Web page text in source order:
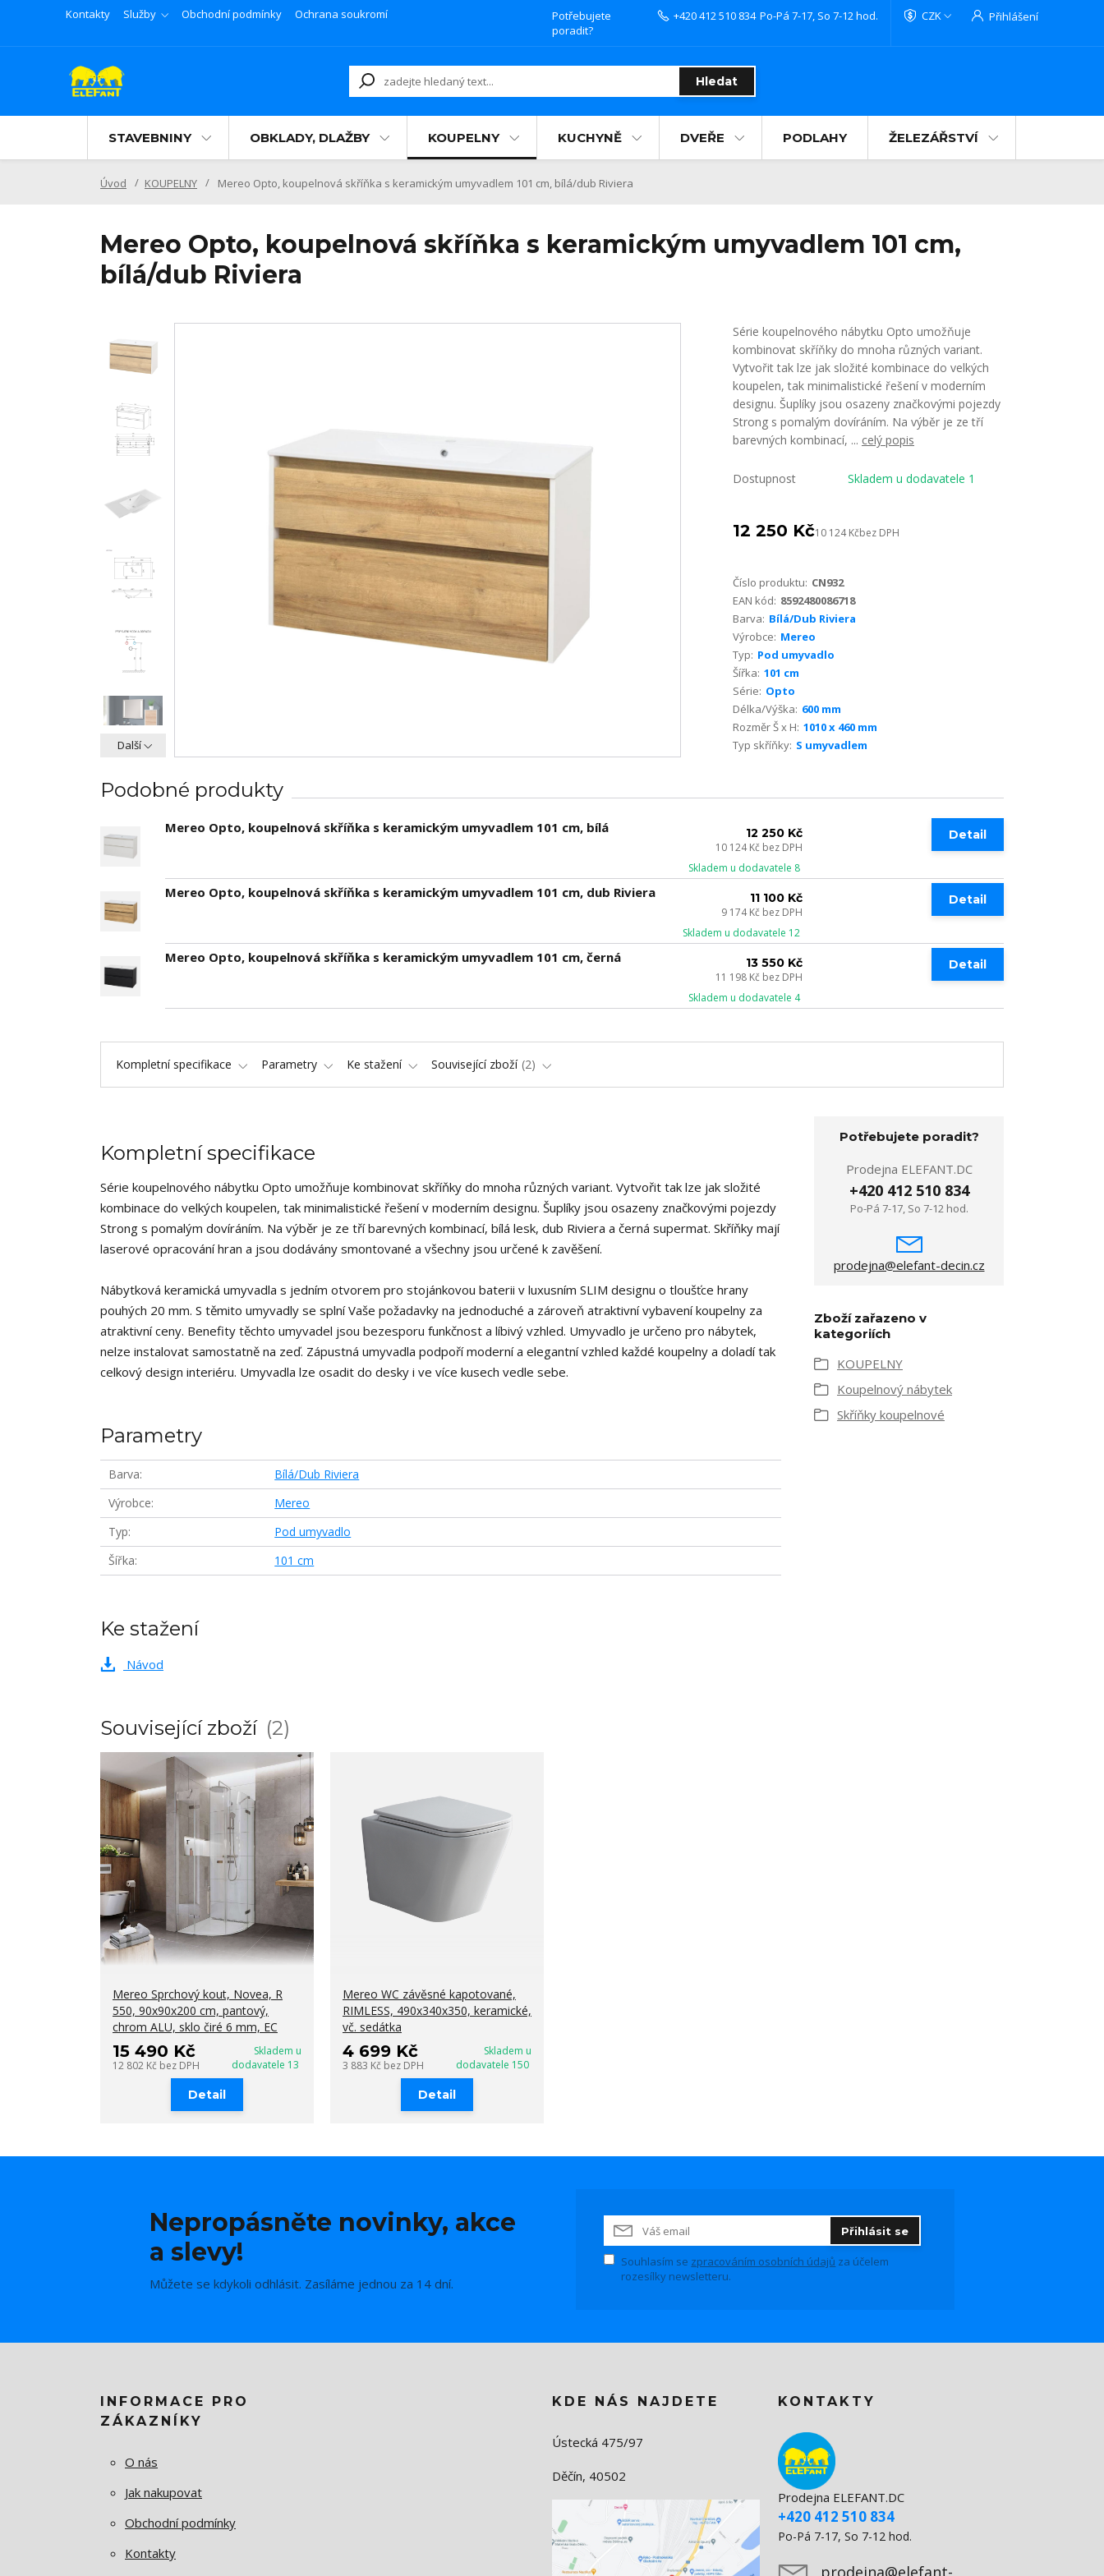
Kontakty Služby Obchodní podmínky Ochrana soukromí CZK Přihlášení
Hledat
Potřebujete
poradit?
+420 412 510 834 Po-Pá 7-17, So 7-12 hod.
STAVEBNINY OBKLADY, DLAŽBY KOUPELNY KUCHYNĚ DVEŘE PODLAHY ŽELEZÁŘSTVÍ
Úvod KOUPELNY Mereo Opto, koupelnová skříňka s keramickým umyvadlem 101 cm, bílá/dub Riviera
Mereo Opto, koupelnová skříňka s keramickým umyvadlem 101 cm,
bílá/dub Riviera
Další
Série koupelnového nábytku Opto umožňuje
kombinovat skříňky do mnoha různých variant.
Vytvořit tak lze jak složité kombinace do velkých
koupelen, tak minimalistické řešení v moderním
designu. Šuplíky jsou osazeny značkovými pojezdy
Strong s pomalým dovíráním. Na výběr je ze tří
barevných kombinací, ... celý popis
Dostupnost Skladem u dodavatele 1
12 250 Kč10 124 Kčbez DPH
Číslo produktu: CN932
EAN kód: 8592480086718
Barva: Bílá/Dub Riviera
Výrobce: Mereo
Typ: Pod umyvadlo
Šířka: 101 cm
Série: Opto
Délka/Výška: 600 mm
Rozměr Š x H: 1010 x 460 mm
Typ skříňky: S umyvadlem
Podobné produkty
Mereo Opto, koupelnová skříňka s keramickým umyvadlem 101 cm, bílá 12 250 Kč
10 124 Kč bez DPH
Skladem u dodavatele 8
Detail
Mereo Opto, koupelnová skříňka s keramickým umyvadlem 101 cm, dub Riviera 11 100 Kč
9 174 Kč bez DPH
Skladem u dodavatele 12
Detail
Mereo Opto, koupelnová skříňka s keramickým umyvadlem 101 cm, černá 13 550 Kč
11 198 Kč bez DPH
Skladem u dodavatele 4
Detail
Kompletní specifikace Parametry Ke stažení Související zboží 2
Kompletní specifikace
Série koupelnového nábytku Opto umožňuje kombinovat skříňky do mnoha různých variant. Vytvořit tak lze jak složité
kombinace do velkých koupelen, tak minimalistické řešení v moderním designu. Šuplíky jsou osazeny značkovými pojezdy
Strong s pomalým dovíráním. Na výběr je ze tří barevných kombinací, bílá lesk, dub Riviera a černá supermat. Skříňky mají
laserové opracování hran a jsou dodávány smontované a všechny jsou určené k zavěšení.
Nábytková keramická umyvadla s jedním otvorem pro stojánkovou baterii v luxusním SLIM designu o tloušťce hrany
pouhých 20 mm. S těmito umyvadly se splní Vaše požadavky na jednoduché a zároveň atraktivní vybavení koupelny za
atraktivní ceny. Benefity těchto umyvadel jsou bezesporu funkčnost a líbivý vzhled. Umyvadlo je určeno pro nábytek,
nelze instalovat samostatně na zeď. Zápustná umyvadla podpoří moderní a elegantní vzhled každé koupelny a doladí tak
celkový design interiéru. Umyvadla lze osadit do desky i ve více kusech vedle sebe.
Parametry
Barva
Bílá/Dub Riviera
Výrobce
Mereo
Typ
Pod umyvadlo
Šířka
101 cm
Potřebujete poradit?
Prodejna ELEFANT.DC
+420 412 510 834
Po-Pá 7-17, So 7-12 hod.
prodejna@elefant-decin.cz
Zboží zařazeno v
kategoriích
KOUPELNY
Koupelnový nábytek
Skříňky koupelnové
Ke stažení
Návod
Související zboží 2
Mereo Sprchový kout, Novea, R
550, 90x90x200 cm, pantový,
chrom ALU, sklo čiré 6 mm, EC
15 490 Kč
12 802 Kč bez DPH
Skladem u
dodavatele 13
Detail
Mereo WC závěsné kapotované,
RIMLESS, 490x340x350, keramické,
vč. sedátka
4 699 Kč
3 883 Kč bez DPH
Skladem u
dodavatele 150
Detail
Nepropásněte novinky, akce
a slevy!
Můžete se kdykoli odhlásit. Zasíláme jednou za 14 dní.
Přihlásit se
Souhlasím se zpracováním osobních údajů za účelem
rozesílky newsletteru.
INFORMACE PRO
ZÁKAZNÍKY
O nás
Jak nakupovat
Obchodní podmínky
Kontakty
KDE NÁS NAJDETE
Ústecká 475/97
Děčín, 40502
KONTAKTY
Prodejna ELEFANT.DC
+420 412 510 834
Po-Pá 7-17, So 7-12 hod.